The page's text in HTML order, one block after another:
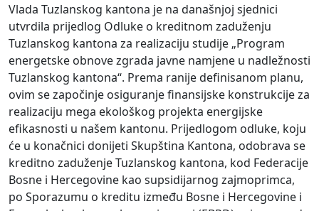
Vlada Tuzlanskog kantona je na današnjoj sjednici
utvrdila prijedlog Odluke o kreditnom zaduženju
Tuzlanskog kantona za realizaciju studije „Program
energetske obnove zgrada javne namjene u nadležnosti
Tuzlanskog kantona“. Prema ranije definisanom planu,
ovim se započinje osiguranje finansijske konstrukcije za
realizaciju mega ekološkog projekta energijske
efikasnosti u našem kantonu. Prijedlogom odluke, koju
će u konačnici donijeti Skupština Kantona, odobrava se
kreditno zaduženje Tuzlanskog kantona, kod Federacije
Bosne i Hercegovine kao supsidijarnog zajmoprimca,
po Sporazumu o kreditu između Bosne i Hercegovine i